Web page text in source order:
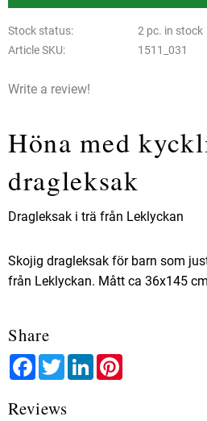
Stock status
2 pc. in stock
Article SKU
1511_031
Write a review!
Höna med
dragleksak
Dragleksak i trä från Leklyckan
Skojig dragleksak för barn som
från Leklyckan. Mått ca 36x145
Share
FacebookTwitterLinkedIn
Reviews